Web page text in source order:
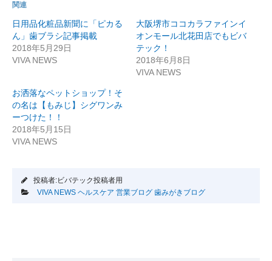
関連
日用品化粧品新聞に「ピカる
ん」歯ブラシ記事掲載
2018年5月29日
VIVA NEWS
大阪堺市ココカラファインイ
オンモール北花田店でもビバ
テック！
2018年6月8日
VIVA NEWS
お洒落なペットショップ！そ
の名は【もみじ】シグワンみ
ーつけた！！
2018年5月15日
VIVA NEWS
投稿者:ビバテック投稿者用
VIVA NEWS ヘルスケア 営業ブログ 歯みがきブログ